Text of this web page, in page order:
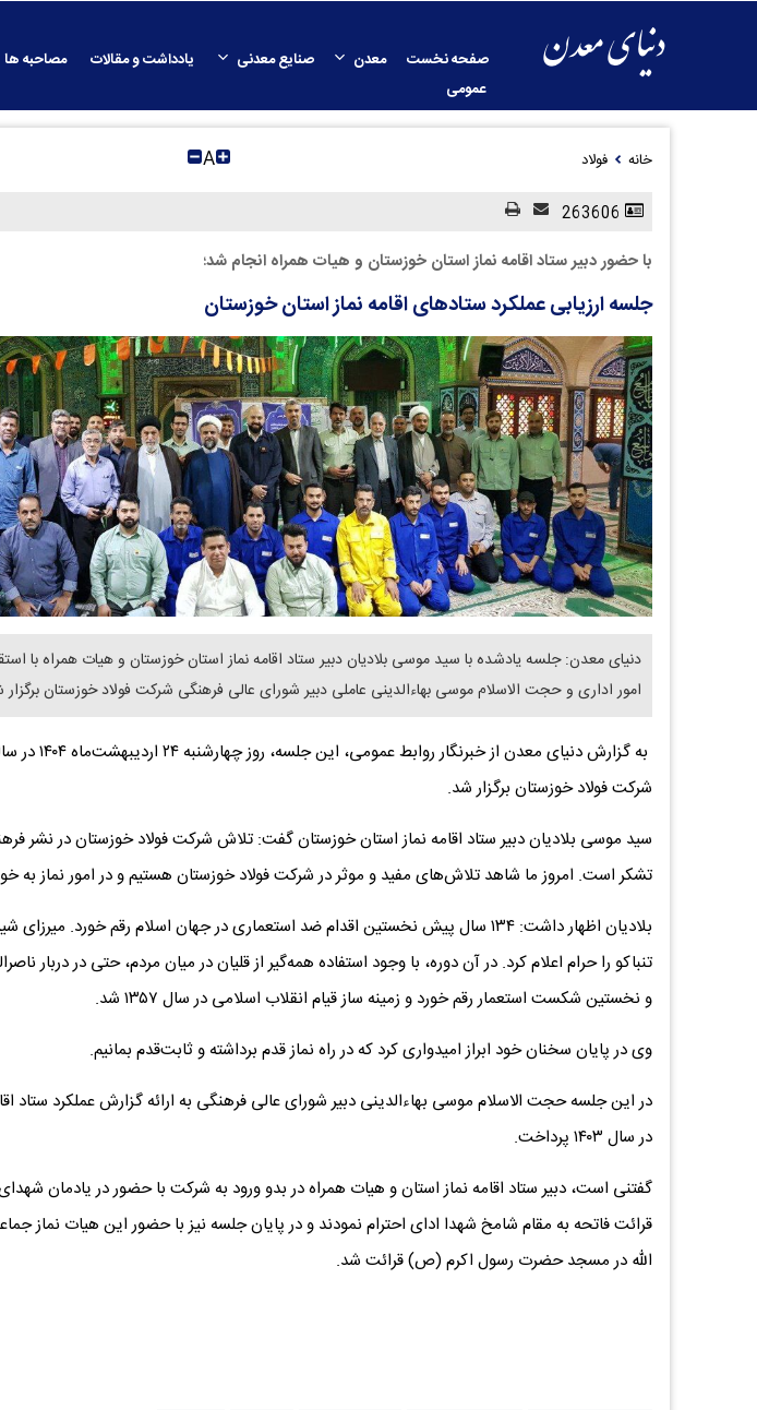
صفحه نخست معدن صنایع معدنی یادداشت و مقالات مصاحبه ها
عمومی
خانه فولاد A
با حضور دبیر ستاد اقامه نماز استان خوزستان و هیات همراه انجام شد؛
جلسه ارزیابی عملکرد ستادهای اقامه نماز استان خوزستان
دنیای معدن: جلسه یادشده با سید موسی بلادیان دبیر ستاد اقامه نماز استان خوزستان و هیات همراه با
امور اداری و حجت الاسلام موسی بهاءالدینی عاملی دبیر شورای عالی فرهنگی شرکت فولاد خوزستان
به گزارش دنیای
شرکت فولاد خوزستان برگزار شد.
سید موسی بلادیان دبیر ستاد اقامه نماز استان خوزستان گفت: تلاش شرکت فولاد خوزستان در نشر
تشکر است. امروز ما شاهد تلاش‌های مفید و موثر در شرکت فولاد خوزستان هستیم و در امور نماز به
بلادیان اظهار داشت: ۱۳۴ سال پیش نخستین اقدام ضد استعماری در جهان اسلام رقم خورد.
تنباکو را حرام اعلام کرد. در آن دوره، با وجود استفاده همه‌گیر از قلیان در میان مردم، حتی در دربار
و نخستین شکست استعمار رقم خورد و زمینه ساز قیام انقلاب اسلامی در سال ۱۳۵۷ شد.
وی در پایان سخنان خود ابراز امیدواری کرد که در راه نماز قدم برداشته و ثابت‌قدم بمانیم.
در این جلسه حجت الاسلام موسی بهاءالدینی دبیر شورای عالی فرهنگی به ارائه گزارش عملکرد ستاد
در سال ۱۴۰۳ پرداخت.
گفتنی است، دبیر ستاد اقامه نماز استان و هیات همراه در بدو ورود به شرکت با حضور در یادمان شهدای
قرائت فاتحه به مقام شامخ شهدا ادای احترام نمودند و در پایان جلسه نیز با حضور این هیات نماز
الله در مسجد حضرت رسول اکرم (ص) قرائت شد.